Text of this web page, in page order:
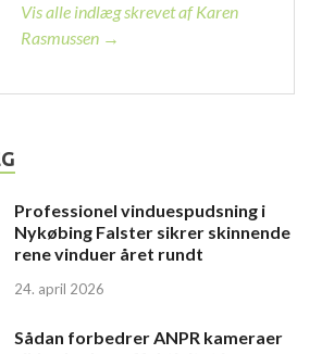
Vis alle indlæg skrevet af Karen
Rasmussen →
Professionel vinduespudsning i
Nykøbing Falster sikrer skinnende
rene vinduer året rundt
24. april 2026
Sådan forbedrer ANPR kameraer